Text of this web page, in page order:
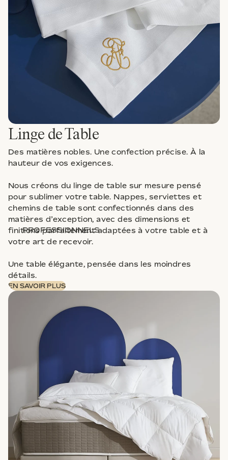
PROFESSIONNELS
Linge de Table
Des matières nobles. Une confection précise. À la
hauteur de vos exigences.
Nous créons du linge de table sur mesure pensé
pour sublimer votre table. Nappes, serviettes et
chemins de table sont confectionnés dans des
matières d’exception, avec des dimensions et
finitions parfaitement adaptées à votre table et à
votre art de recevoir.
Une table élégante, pensée dans les moindres
détails.
EN SAVOIR PLUS
Jacquard Bordure